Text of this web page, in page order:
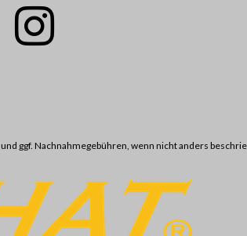
und ggf. Nachnahmegebühren, wenn nicht anders